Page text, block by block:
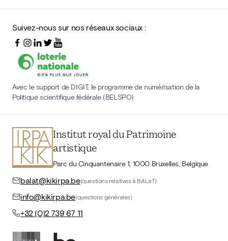
Suivez-nous sur nos réseaux sociaux :
Avec le support de DIGIT, le programme de numérisation de la
Politique scientifique fédérale (BELSPO)
Institut royal du Patrimoine
artistique
Parc du Cinquantenaire 1, 1000 Bruxelles, Belgique
balat@kikirpa.be(questions relatives à BALaT)
info@kikirpa.be(questions générales)
+32 (0)2 739 67 11